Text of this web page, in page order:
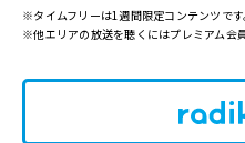
※タイムフリーは1週間限定コンテンツです
※他エリアの放送を聴くにはプレミアム会